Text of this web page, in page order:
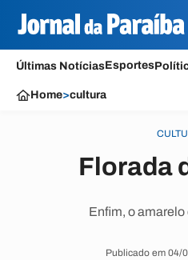
Últimas NotíciasEsportes
Home>cultura
Florada
Enfim, o
Publicado em 04/